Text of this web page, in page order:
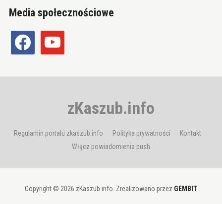
Media społecznościowe
facebook youtube
zKaszub.info
Regulamin portalu zkaszub.info Polityka prywatności
Kontakt
Włącz powiadomienia push
Copyright © 2026 zKaszub.info. Zrealizowano przez GEMBIT